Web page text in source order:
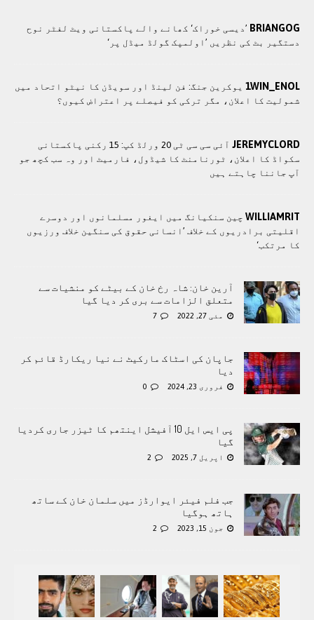
BRIANGOG ’دیسی خوراک‘ کھانے والے پاکستانی ویٹ لفٹر نوح
دستگیر بٹ کی نظریں ’اولمپک گولڈ میڈل پر‘
1WIN_ENOL یوکرین جنگ: فن لینڈ اور سویڈن کا نیٹو اتحاد میں
شمولیت کا اعلان، مگر ترکی کو فیصلے پر اعتراض کیوں؟
JEREMYCLORD
آئی سی سی ٹی 20 ورلڈ کپ: 15 رکنی پاکستانی
سکواڈ کا اعلان، ٹورنامنٹ کا شیڈول، فارمیٹ اور وہ سب کچھ جو
آپ جاننا چاہتے ہیں
WILLIAMRIT چین سنکیانگ میں ایغور مسلمانوں اور دوسرے
اقلیتی برادريوں کے خلاف ’انسانی حقوق کی سنگین خلاف ورزیوں
کا مرتکب‘
آرین خان: شاہ رخ خان کے بیٹے کو منشیات سے
متعلق الزامات سے بری کر دیا گیا
مئی 27, 2022 7
جاپان کی اسٹاک مارکیٹ نے نیا ریکارڈ قائم کر
دیا
فروری 23, 2024 0
پی ایس ایل 10 آفیشل اینتھم کا ٹیزر جاری کردیا
گیا
اپریل 7, 2025 2
جب فلم فیئر ایوارڈز میں سلمان خان کے ساتھ
ہاتھ ہوگیا
جون 15, 2023 2